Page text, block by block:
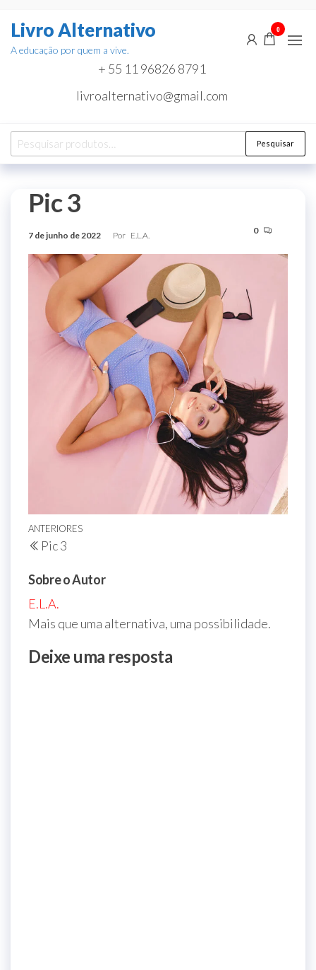
paraLivro Alternativo
A educação por quem a vive.
+ 55 11 96826 8791
livroalternativo@gmail.com
0
Pesquisar
por:
Pesquisar
Pic 3
7 de junho de 2022 Por E.L.A. 0
Navegação
de
Post
Post
anterior
ANTERIORES
Pic 3
Sobre o Autor
E.L.A.
Mais que uma alternativa, uma possibilidade.
Deixe uma resposta